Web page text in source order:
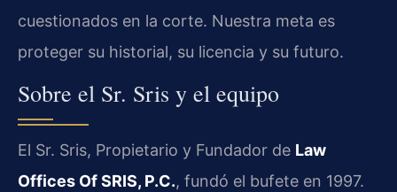
cuestionados en la corte. Nuestra meta es
proteger su historial, su licencia y su futuro.
Sobre el Sr. Sris y el equipo
El Sr. Sris, Propietario y Fundador de Law
Offices Of SRIS, P.C., fundó el bufete en 1997.